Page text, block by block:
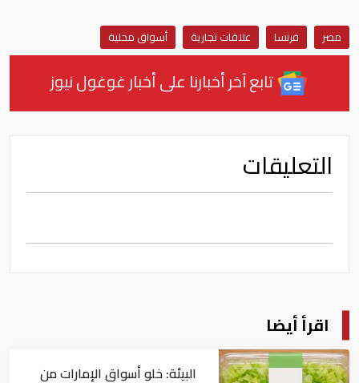
مصر فرنسا علاقات تجارية أسواق محلية
تابع آخر أخبارنا على أخبار غوغول نيوز
التعليقات
اقرأ أيضا
البيئة: خلو أسواق الإمارات من